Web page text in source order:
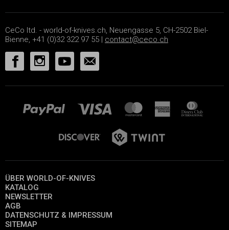
CeCo ltd. - world-of-knives.ch, Neuengasse 5, CH-2502 Biel-
Bienne, +41 (0)32 322 97 55 | contact@ceco.ch
ÜBER WORLD-OF-KNIVES
KATALOG
NEWSLETTER
AGB
DATENSCHUTZ & IMPRESSUM
SITEMAP